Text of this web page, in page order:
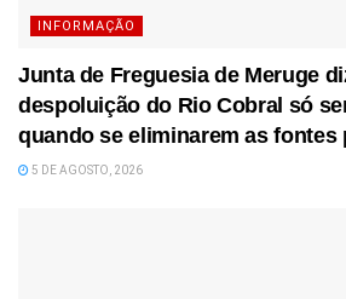
INFORMAÇÃO
Junta de Freguesia de Meruge
despoluição do Rio Cobral só
quando se eliminarem as fontes
5 DE AGOSTO, 2026